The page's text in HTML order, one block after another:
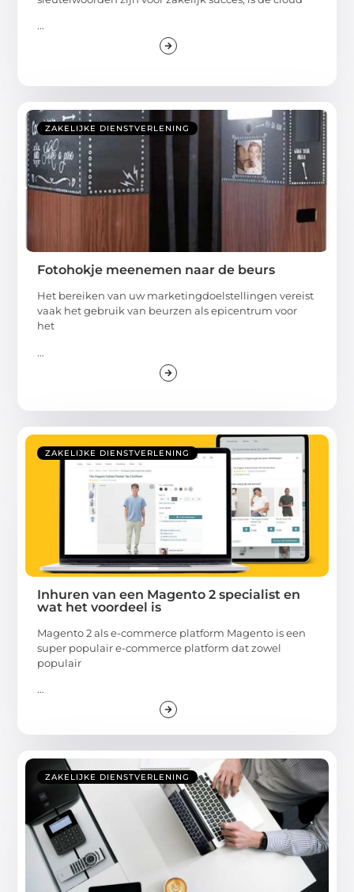
...
ZAKELIJKE DIENSTVERLENING
Fotohokje meenemen naar de beurs
Het bereiken van uw marketingdoelstellingen vereist
vaak het gebruik van beurzen als epicentrum voor
het
...
ZAKELIJKE DIENSTVERLENING
Inhuren van een Magento 2 specialist en
wat het voordeel is
Magento 2 als e-commerce platform Magento is een
super populair e-commerce platform dat zowel
populair
...
ZAKELIJKE DIENSTVERLENING